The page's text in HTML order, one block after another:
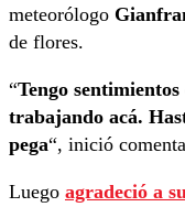
meteorólogo
de flores.
“Tengo
trabajando acá.
pega“, inició
Luego agradeció a